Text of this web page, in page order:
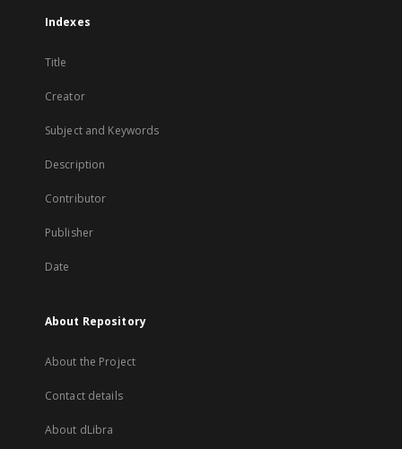
Indexes
Title
Creator
Subject and Keywords
Description
Contributor
Publisher
Date
About Repository
About the Project
Contact details
About dLibra